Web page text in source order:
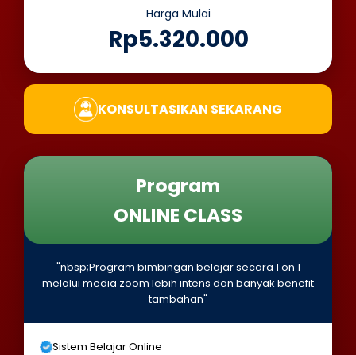
Harga Mulai
Rp5.320.000
KONSULTASIKAN SEKARANG
Program
ONLINE CLASS
"nbsp;Program bimbingan belajar secara 1 on 1
melalui media zoom lebih intens dan banyak benefit
tambahan"
Sistem Belajar Online